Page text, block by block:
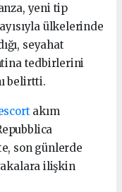
yeni tip
ülkelerinde
seyahat
tedbirlerini
belirtti.
akım
son günlerde
ilişkin